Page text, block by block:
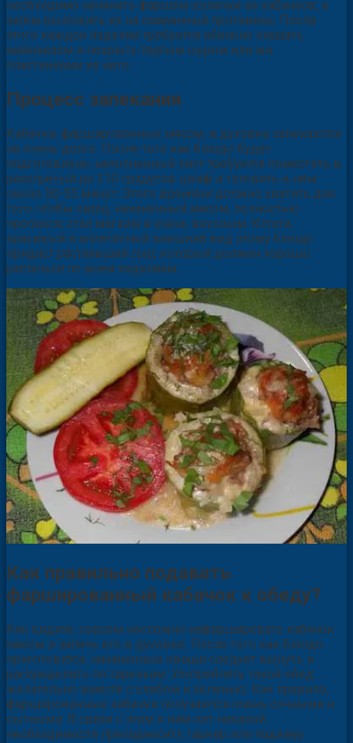
необходимо начинить фаршем колечки из кабачков, а
затем выложить их на смазанный противень. После
этого каждое изделие требуется обильно смазать
майонезом и покрыть тертым сыром или же
пластинками из него.
Процесс запекания
Кабачки, фаршированные мясом, в духовке запекаются
не очень долго. После того как блюдо будет
подготовлено, наполненный лист требуется поместить в
разогретый до 210 градусов шкаф и готовить в нем
около 50-55 минут. Этого времени должно хватить для
того, чтобы овощ, начиненный мясом, полностью
пропекся, стал мягким и очень вкусным. Кстати,
красивый и аппетитный внешний вид этому блюду
придаст растаявший сыр, который должен хорошо
растечься по всем изделиям.
Как правильно подавать
фаршированный кабачок к обеду?
Как видите, совсем несложно нафаршировать кабачок
мясом и запечь его в духовке. После того как блюдо
приготовится, начиненные овощи следует вынуть и
распределить по тарелкам. Употреблять такой обед
желательно вместе с хлебом и зеленью. Как правило,
фаршированные кабачки получаются очень сочными и
сытными. В связи с этим к ним нет никакой
необходимости преподносить гарнир или подливу.